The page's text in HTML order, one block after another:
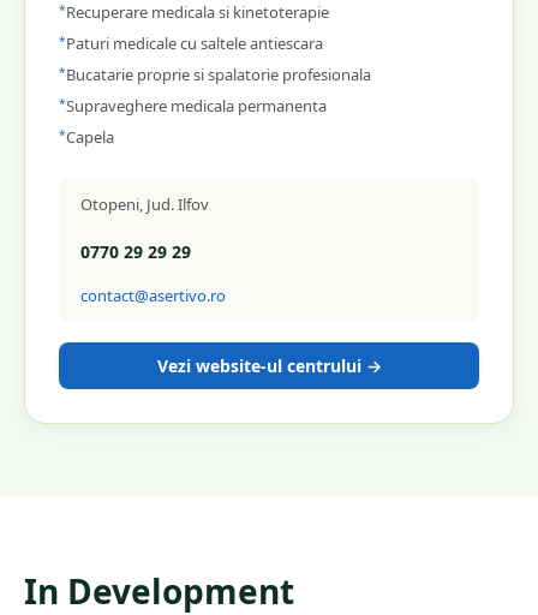
*Recuperare medicala si kinetoterapie
*Paturi medicale cu saltele antiescara
*Bucatarie proprie si spalatorie profesionala
*Supraveghere medicala permanenta
*Capela
Otopeni, Jud. Ilfov
0770 29 29 29
contact@asertivo.ro
Vezi website-ul centrului →
In Development